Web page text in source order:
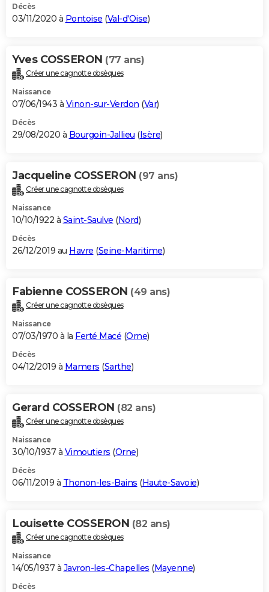
Décès
03/11/2020 à Pontoise (Val-d'Oise)
Yves COSSERON (77 ans)
Créer une cagnotte obsèques
Naissance
07/06/1943 à Vinon-sur-Verdon (Var)
Décès
29/08/2020 à Bourgoin-Jallieu (Isère)
Jacqueline COSSERON (97 ans)
Créer une cagnotte obsèques
Naissance
10/10/1922 à Saint-Saulve (Nord)
Décès
26/12/2019 au Havre (Seine-Maritime)
Fabienne COSSERON (49 ans)
Créer une cagnotte obsèques
Naissance
07/03/1970 à la Ferté Macé (Orne)
Décès
04/12/2019 à Mamers (Sarthe)
Gerard COSSERON (82 ans)
Créer une cagnotte obsèques
Naissance
30/10/1937 à Vimoutiers (Orne)
Décès
06/11/2019 à Thonon-les-Bains (Haute-Savoie)
Louisette COSSERON (82 ans)
Créer une cagnotte obsèques
Naissance
14/05/1937 à Javron-les-Chapelles (Mayenne)
Décès